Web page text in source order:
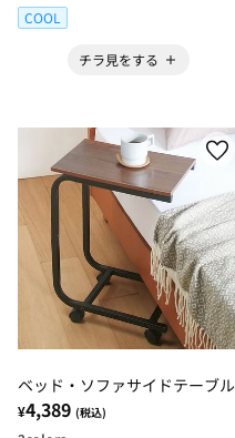
COOL
チラ見をする
ベッド・ソファサイドテーブル
¥4,389 (税込)